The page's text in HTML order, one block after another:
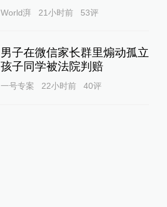
World湃 21小时前 53评
男子在微信家长群里煽动孤立
孩子同学被法院判赔
一号专案 22小时前 40评